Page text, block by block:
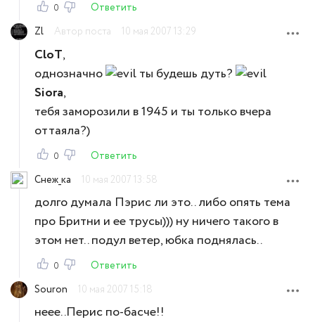
0
Ответить
Zl
Автор поста 10 мая 2007 13:29
CloT,
однозначно
ты будешь дуть?
Siora,
тебя заморозили в 1945 и ты только вчера
оттаяла?)
0
Ответить
Снеж_ка
10 мая 2007 13:58
долго думала Пэрис ли это.. либо опять тема
про Бритни и ее трусы))) ну ничего такого в
этом нет.. подул ветер, юбка поднялась..
0
Ответить
Souron
10 мая 2007 15:18
неее..Перис по-басче!!